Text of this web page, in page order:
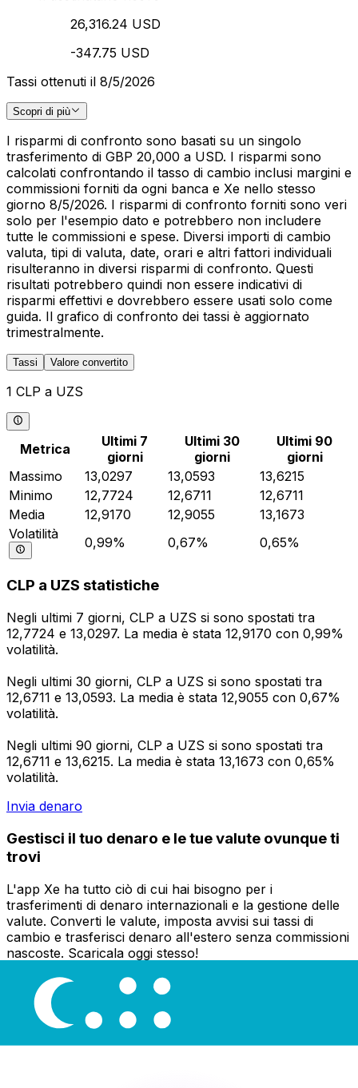
26,316.24 USD
-347.75 USD
Tassi ottenuti il 8/5/2026
Scopri di più
I risparmi di confronto sono basati su un singolo
trasferimento di GBP 20,000 a USD. I risparmi sono
calcolati confrontando il tasso di cambio inclusi margini e
commissioni forniti da ogni banca e Xe nello stesso
giorno 8/5/2026. I risparmi di confronto forniti sono veri
solo per l'esempio dato e potrebbero non includere
tutte le commissioni e spese. Diversi importi di cambio
valuta, tipi di valuta, date, orari e altri fattori individuali
risulteranno in diversi risparmi di confronto. Questi
risultati potrebbero quindi non essere indicativi di
risparmi effettivi e dovrebbero essere usati solo come
guida. Il grafico di confronto dei tassi è aggiornato
trimestralmente.
Tassi Valore convertito
1 CLP a UZS
Metrica
Ultimi 7
giorni
Ultimi 30
giorni
Ultimi 90
giorni
Massimo
13,0297 13,0593
13,6215
Minimo
12,7724 12,6711
12,6711
Media
12,9170 12,9055
13,1673
Volatilità
0,99% 0,67% 0,65%
CLP a UZS statistiche
Negli ultimi 7 giorni, CLP a UZS si sono spostati tra
12,7724 e 13,0297. La media è stata 12,9170 con 0,99%
volatilità.
Negli ultimi 30 giorni, CLP a UZS si sono spostati tra
12,6711 e 13,0593. La media è stata 12,9055 con 0,67%
volatilità.
Negli ultimi 90 giorni, CLP a UZS si sono spostati tra
12,6711 e 13,6215. La media è stata 13,1673 con 0,65%
volatilità.
Invia denaro
Gestisci il tuo denaro e le tue valute ovunque ti
trovi
L'app Xe ha tutto ciò di cui hai bisogno per i
trasferimenti di denaro internazionali e la gestione delle
valute. Converti le valute, imposta avvisi sui tassi di
cambio e trasferisci denaro all'estero senza commissioni
nascoste. Scaricala oggi stesso!